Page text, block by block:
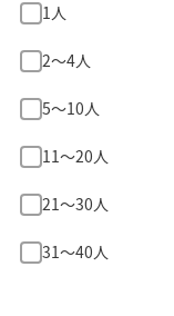
1人
2〜4人
5〜10人
11〜20人
21〜30人
31〜40人